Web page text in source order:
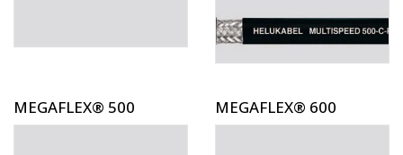
MEGAFLEX® 500 MEGAFLEX® 600